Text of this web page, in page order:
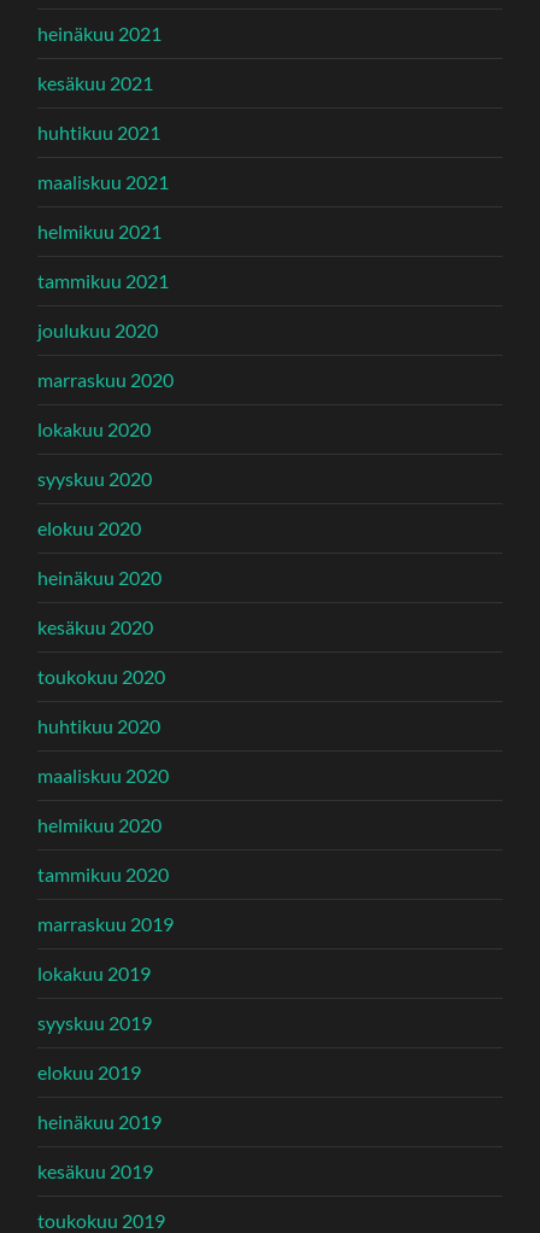
heinäkuu 2021
kesäkuu 2021
huhtikuu 2021
maaliskuu 2021
helmikuu 2021
tammikuu 2021
joulukuu 2020
marraskuu 2020
lokakuu 2020
syyskuu 2020
elokuu 2020
heinäkuu 2020
kesäkuu 2020
toukokuu 2020
huhtikuu 2020
maaliskuu 2020
helmikuu 2020
tammikuu 2020
marraskuu 2019
lokakuu 2019
syyskuu 2019
elokuu 2019
heinäkuu 2019
kesäkuu 2019
toukokuu 2019